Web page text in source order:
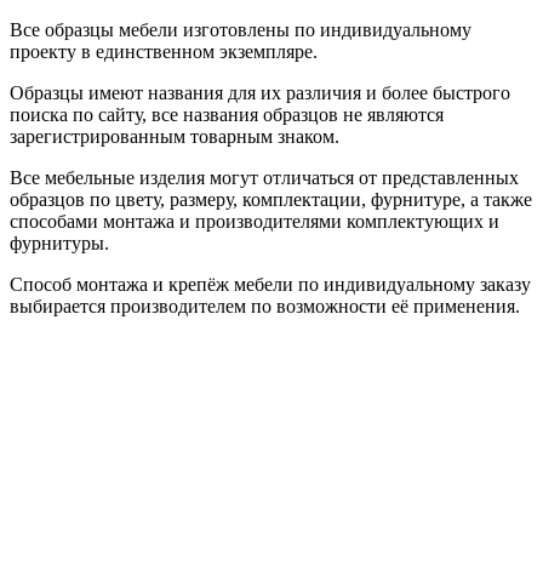
Все образцы мебели изготовлены по индивидуальному
проекту в единственном экземпляре.
Образцы имеют названия для их различия и более быстрого
поиска по сайту, все названия образцов не являются
зарегистрированным товарным знаком.
Все мебельные изделия могут отличаться от представленных
образцов по цвету, размеру, комплектации, фурнитуре, а также
способами монтажа и производителями комплектующих и
фурнитуры.
Способ монтажа и крепёж мебели по индивидуальному заказу
выбирается производителем по возможности её применения.